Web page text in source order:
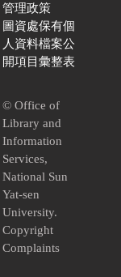
管理政策
圖資處保有個
人資料檔案公
開項目彙整表
© Office of
Library and
Information
Services,
National Sun
Yat-sen
University.
Copyright
Complaints